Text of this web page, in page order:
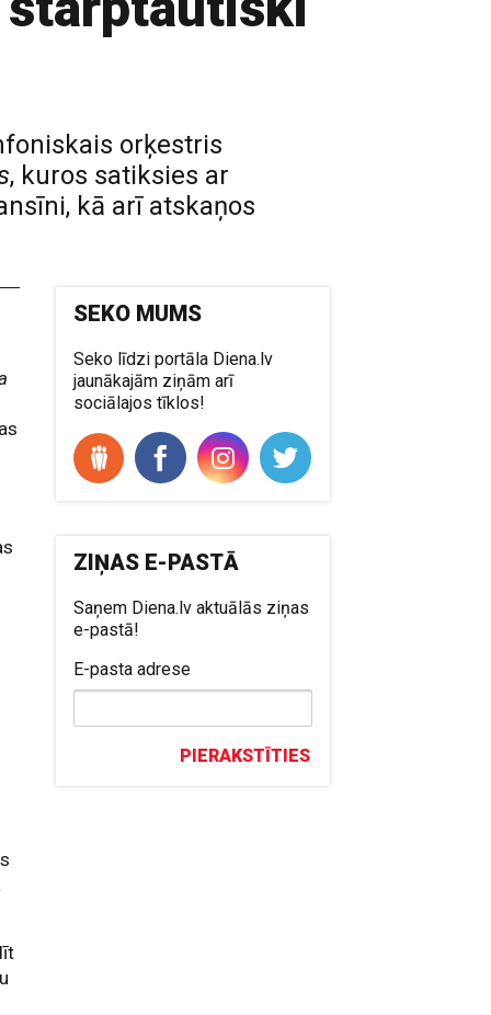
orķestris
, kuros satiksies ar
kā arī atskaņos
SEKO MUMS
Seko līdzi portāla Diena.lv
jaunākajām ziņām arī
sociālajos tīklos!
ZIŅAS E-PASTĀ
Saņem Diena.lv aktuālās ziņas
e-pastā!
E-pasta adrese
PIERAKSTĪTIES